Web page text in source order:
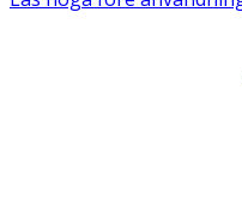
Graviditet & amning
Är du gravid eller
apotekspersonal innan
Förvaras i